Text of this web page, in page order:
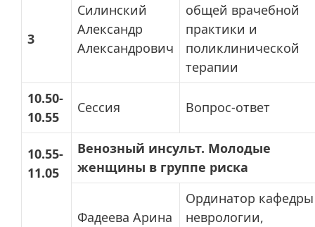
3
Силинский
Александр
Александрович
общей врачебной
практики и
поликлинической
терапии
10.50-
10.55
Сессия Вопрос-ответ
10.55-
11.05
Венозный инсульт. Молодые
женщины в группе риска
Фадеева Арина
Ординатор кафедры
неврологии,